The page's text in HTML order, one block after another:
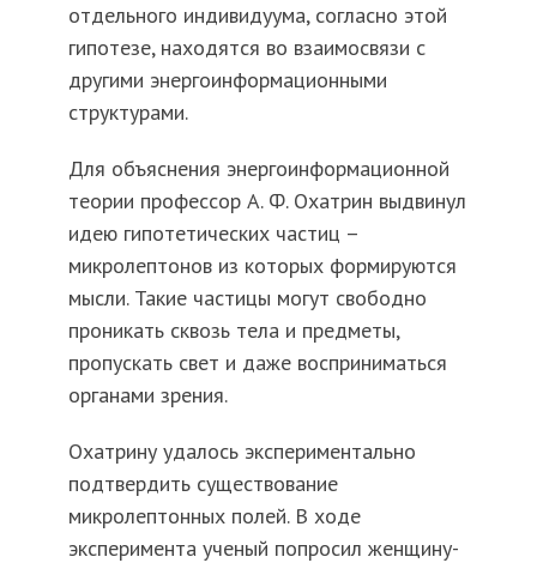
отдельного индивидуума, согласно этой
гипотезе, находятся во взаимосвязи с
другими энергоинформационными
структурами.
Для объяснения энергоинформационной
теории профессор А. Ф. Охатрин выдвинул
идею гипотетических частиц –
микролептонов из которых формируются
мысли. Такие частицы могут свободно
проникать сквозь тела и предметы,
пропускать свет и даже восприниматься
органами зрения.
Охатрину удалось экспериментально
подтвердить существование
микролептонных полей. В ходе
эксперимента ученый попросил женщину-